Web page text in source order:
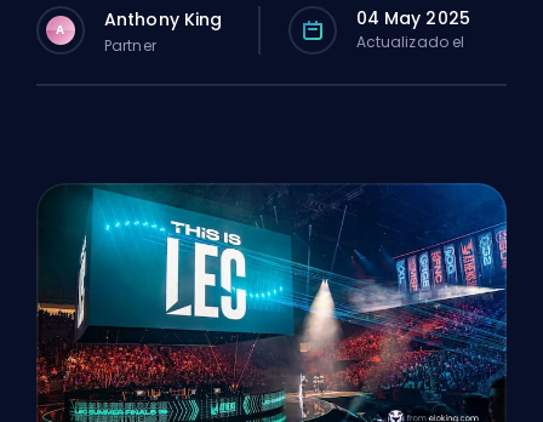
A Anthony King
Partner
04 May 2025
Actualizado el